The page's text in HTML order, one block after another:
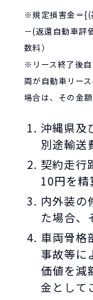
※規定損害金＝{(
－(返還自動車評
数料）
※リース終了後自
両が自動車リー
場合は、その金
沖縄県及
別途輸送
契約走行
10円を精
内外装の
た場合、
車両骨格
事故等に
価値を減
金として